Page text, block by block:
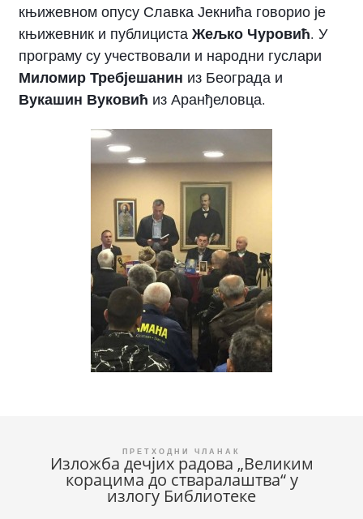
књижевном опусу Славка Јекнића говорио је
књижевник и публициста Жељко Чуровић. У
програму су учествовали и народни гуслари
Миломир Требјешанин из Београда и
Вукашин Вуковић из Аранђеловца.
Кретање
чланка
Изложба дечјих радова „Великим
корацима до стваралаштва“ у
излогу Библиотеке